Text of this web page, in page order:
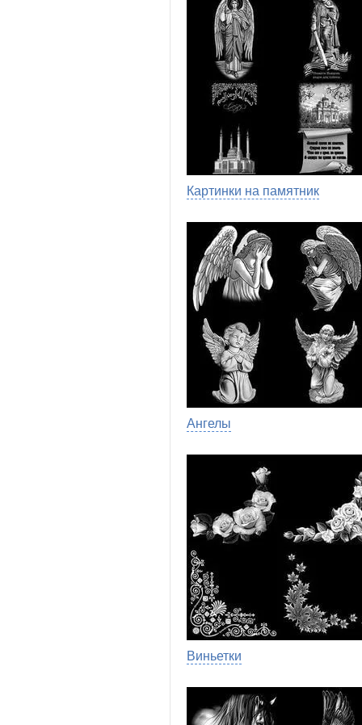
Картинки на памятник
Ангелы
Виньетки